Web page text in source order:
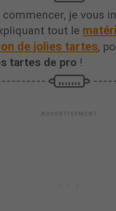
commencer, je vous
tout le
de jolies tartes,
tartes de pro !